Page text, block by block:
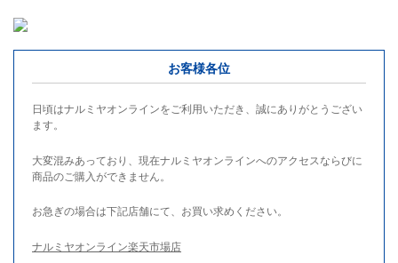
お客様各位
日頃はナルミヤオンラインをご利用いただき、誠にありがとうござい
ます。
大変混みあっており、現在ナルミヤオンラインへのアクセスならびに
商品のご購入ができません。
お急ぎの場合は下記店舗にて、お買い求めください。
ナルミヤオンライン楽天市場店